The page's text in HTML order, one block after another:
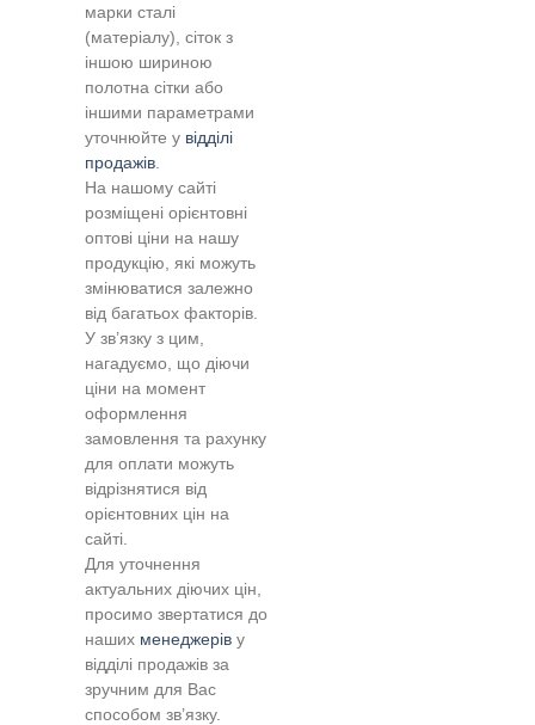
марки сталі
(матеріалу), сіток з
іншою шириною
полотна сітки або
іншими параметрами
уточнюйте у відділі
продажів.
На нашому сайті
розміщені орієнтовні
оптові ціни на нашу
продукцію, які можуть
змінюватися залежно
від багатьох факторів.
У зв’язку з цим,
нагадуємо, що діючи
ціни на момент
оформлення
замовлення та рахунку
для оплати можуть
відрізнятися від
орієнтовних цін на
сайті.
Для уточнення
актуальних діючих цін,
просимо звертатися до
наших менеджерів у
відділі продажів за
зручним для Вас
способом зв’язку.